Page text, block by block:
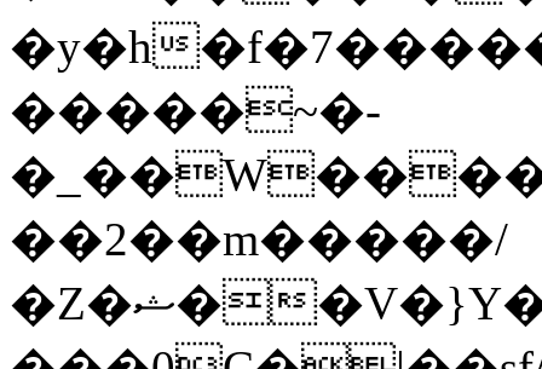
�y�h
�����~�-
��2��m�����/
�Z�ޝ��V�}Y�I�ծ�O�����S��]z��w��7�޷�����h���u��7w.ϻ���8X��ͮ�����W�dm�Jߜ��q/>?